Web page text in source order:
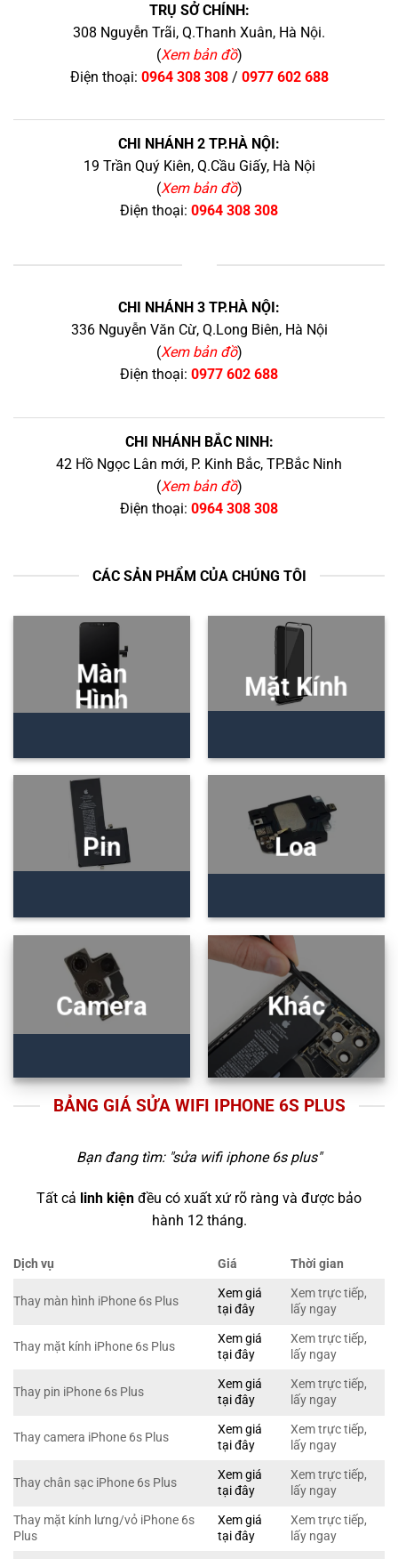
TRỤ SỞ CHÍNH:
308 Nguyễn Trãi, Q.Thanh Xuân, Hà Nội.
(Xem bản đồ)
Điện thoại: 0964 308 308/ 0977 602 688
CHI NHÁNH 2 TP.HÀ NỘI:
19 Trần Quý Kiên, Q.Cầu Giấy, Hà Nội
(Xem bản đồ)
Điện thoại: 0964 308 308
CHI NHÁNH 3 TP.HÀ NỘI:
336 Nguyễn Văn Cừ, Q.Long Biên, Hà Nội
(Xem bản đồ)
Điện thoại: 0977 602 688
CHI NHÁNH BẮC NINH:
42 Hồ Ngọc Lân mới, P. Kinh Bắc, TP.Bắc Ninh
(Xem bản đồ)
Điện thoại: 0964 308 308
CÁC SẢN PHẨM CỦA CHÚNG TÔI
Màn
Hình
Mặt Kính
Pin Loa
Camera Khác
BẢNG GIÁ SỬA WIFI IPHONE 6S PLUS
Bạn đang tìm: "sửa wifi iphone 6s plus"
Tất cả linh kiện đều có xuất xứ rõ ràng và được bảo
hành 12 tháng.
Dịch vụ Giá Thời gian
Thay màn hình iPhone 6s Plus
Xem giá
tại đây
Xem trực tiếp,
lấy ngay
Thay mặt kính iPhone 6s Plus
Xem giá
tại đây
Xem trực tiếp,
lấy ngay
Thay pin iPhone 6s Plus
Xem giá
tại đây
Xem trực tiếp,
lấy ngay
Thay camera iPhone 6s Plus
Xem giá
tại đây
Xem trực tiếp,
lấy ngay
Thay chân sạc iPhone 6s Plus
Xem giá
tại đây
Xem trực tiếp,
lấy ngay
Thay mặt kính lưng/vỏ iPhone 6s
Plus
Xem giá
tại đây
Xem trực tiếp,
lấy ngay